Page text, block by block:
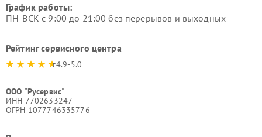
График работы:
ПН-ВСК с 9:00 до 21:00 без перерывов и выходных
Рейтинг сервисного центра
4.9-5.0
ООО "Русервис"
ИНН 7702633247
ОГРН 1077746335776